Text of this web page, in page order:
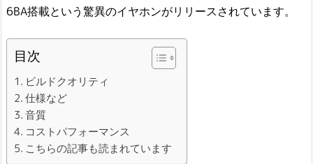
6BA搭載という驚異のイヤホンがリリースされています。
目次
ビルドクオリティ
仕様など
音質
コストパフォーマンス
こちらの記事も読まれています